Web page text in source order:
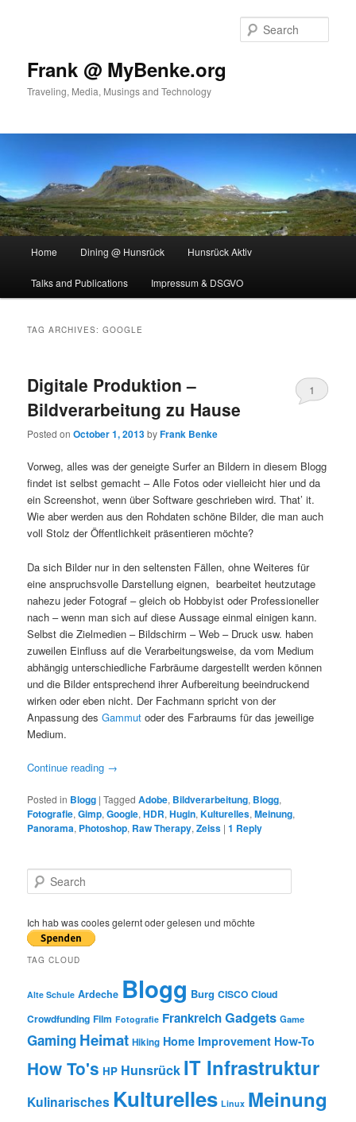
Frank @ MyBenke.org
Traveling, Media, Musings and Technology
Home Dining @ Hunsrück Hunsrück Aktiv
Talks and Publications Impressum & DSGVO
TAG ARCHIVES:GOOGLE
Digitale Produktion –
Bildverarbeitung zu Hause
Posted onOctober 1, 2013byFrank Benke
1
Vorweg, alles was der geneigte Surfer an Bildern in diesem Blogg
findet ist selbst gemacht – Alle Fotos oder vielleicht hier und da
ein Screenshot, wenn über Software geschrieben wird. That’ it.
Wie aber werden aus den Rohdaten schöne Bilder, die man auch
voll Stolz der Öffentlichkeit präsentieren möchte?
Da sich Bilder nur in den seltensten Fällen, ohne Weiteres für
eine anspruchsvolle Darstellung eignen, bearbeitet heutzutage
nahezu jeder Fotograf – gleich ob Hobbyist oder Professioneller
nach – wenn man sich auf diese Aussage einmal einigen kann.
Selbst die Zielmedien – Bildschirm – Web – Druck usw. haben
zuweilen Einfluss auf die Verarbeitungsweise, da vom Medium
abhängig unterschiedliche Farbräume dargestellt werden können
und die Bilder entsprechend ihrer Aufbereitung beeindruckend
wirken oder eben nicht. Der Fachmann spricht von der
Anpassung desGammut oder des Farbraums für das jeweilige
Medium.
Continue reading →
Posted in Blogg |Tagged Adobe, Bildverarbeitung, Blogg,
Fotografie,Gimp,Google,HDR,Hugin,Kulturelles,Meinung,
Panorama, Photoshop, Raw Therapy,Zeiss |1 Reply
e
r
c
Ich hab was cooles gelernt oder gelesen und möchte
TAG CLOUD
Alte Schule Ardeche Blogg Burg CISCO Cloud
Crowdfunding Film Fotografie FrankreichGadgets Game
Gaming Heimat Hiking Home Improvement How-To
How To's HP Hunsrück IT Infrastruktur
Kulinarisches Kulturelles Linux Meinung